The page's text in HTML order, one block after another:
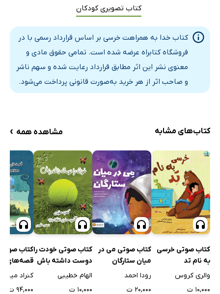
کتاب تصویری کودکان
کتاب خدا به همراهت خرسی بر اساس قرارداد رسمی با در
فروشگاه کتابراه عرضه شده است. تمامی حقوق مادی و
معنوی نشر این اثر مطابق قرارداد رعایت شده و سهم ناشر
و صاحب اثر از هر خرید به‌صورت قانونی پرداخت می‌شود.
کتاب‌های مشابه مشاهده همه ›
کتاب صوتی خرسی
به نام تد
والری کروس
۱۰,۰۰۰ ت
کتاب صوتی می در
میان ستارگان
رودا احمد
۲۰,۰۰۰ ت
کتاب صوتی خودت را
دوست داشته باش
الهام خطیبی
۱۰,۰۰۰ ت
کتاب صوتی
قصه‌های
داشتنی
کنراد
۹۴,۰۰۰ ت